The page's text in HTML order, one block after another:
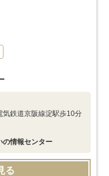
気鉄道京阪線淀駅歩10分
の情報センター
る